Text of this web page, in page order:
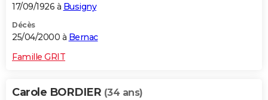
17/09/1926 à Busigny
Décès
25/04/2000 à Bernac
Famille GRIT
Carole BORDIER (34 ans)